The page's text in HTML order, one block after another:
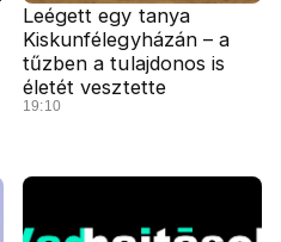
Leégett egy tanya
Kiskunfélegyházán – a
tűzben a tulajdonos is
életét vesztette
19:10